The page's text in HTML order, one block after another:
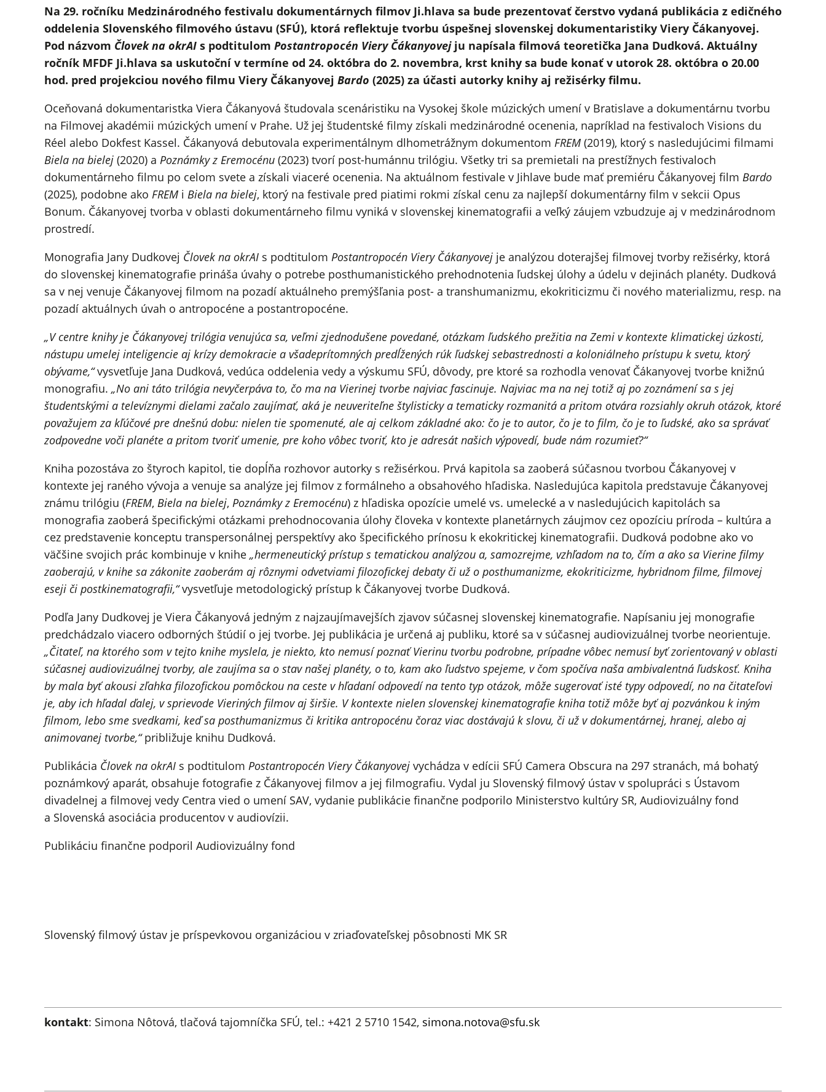
Na 29. ročníku Medzinárodného festivalu dokumentárnych filmov Ji.hlava sa bude prezentovať čerstvo vydaná publikácia z edičného
oddelenia Slovenského filmového ústavu (SFÚ), ktorá reflektuje tvorbu úspešnej slovenskej dokumentaristiky Viery Čákanyovej.
Pod názvom Človek na okrAI s podtitulom Postantropocén Viery Čákanyovejju napísala filmová teoretička Jana Dudková. Aktuálny
ročník MFDF Ji.hlava sa uskutoční v termíne od 24. októbra do 2. novembra, krst knihy sa bude konať v utorok 28. októbra o 20.00
hod. pred projekciou nového filmu Viery Čákanyovej Bardo (2025) za účasti autorky knihy aj režisérky filmu.
Oceňovaná dokumentaristka Viera Čákanyová študovala scenáristiku na Vysokej škole múzických umení v Bratislave a dokumentárnu tvorbu
na Filmovej akadémii múzických umení v Prahe. Už jej študentské filmy získali medzinárodné ocenenia, napríklad na festivaloch Visions du
Réel alebo Dokfest Kassel. Čákanyová debutovala experimentálnym dlhometrážnym dokumentom FREM (2019), ktorý s nasledujúcimi filmami
Biela na bielej (2020) a Poznámky z Eremocénu (2023) tvorí post-humánnu trilógiu. Všetky tri sa premietali na prestížnych festivaloch
dokumentárneho filmu po celom svete a získali viaceré ocenenia. Na aktuálnom festivale v Jihlave bude mať premiéru Čákanyovej film Bardo
(2025), podobne ako FREM i Biela na bielej, ktorý na festivale pred piatimi rokmi získal cenu za najlepší dokumentárny film v sekcii Opus
Bonum. Čákanyovej tvorba v oblasti dokumentárneho filmu vyniká v slovenskej kinematografii a veľký záujem vzbudzuje aj v medzinárodnom
prostredí.
Monografia Jany Dudkovej Človek na okrAI s podtitulom Postantropocén Viery Čákanyovej je analýzou doterajšej filmovej tvorby režisérky, ktorá
do slovenskej kinematografie prináša úvahy o potrebe posthumanistického prehodnotenia ľudskej úlohy a údelu v dejinách planéty. Dudková
sa v nej venuje Čákanyovej filmom na pozadí aktuálneho premýšľania post- a transhumanizmu, ekokriticizmu či nového materializmu, resp. na
pozadí aktuálnych úvah o antropocéne a postantropocéne.
„V centre knihy je Čákanyovej trilógia venujúca sa, veľmi zjednodušene povedané, otázkam ľudského prežitia na Zemi v kontexte klimatickej úzkosti,
nástupu umelej inteligencie aj krízy demokracie a všadeprítomných predĺžených rúk ľudskej sebastrednosti a koloniálneho prístupu k svetu, ktorý
obývame,“vysvetľuje Jana Dudková, vedúca oddelenia vedy a výskumu SFÚ, dôvody, pre ktoré sa rozhodla venovať Čákanyovej tvorbe knižnú
monografiu. „No ani táto trilógia nevyčerpáva to, čo ma na Vierinej tvorbe najviac fascinuje. Najviac ma na nej totiž aj po zoznámení sa s jej
študentskými a televíznymi dielami začalo zaujímať, aká je neuveriteľne štylisticky a tematicky rozmanitá a pritom otvára rozsiahly okruh otázok, ktoré
považujem za kľúčové pre dnešnú dobu: nielen tie spomenuté, ale aj celkom základné ako: čo je to autor, čo je to film, čo je to ľudské, ako sa správať
zodpovedne voči planéte a pritom tvoriť umenie, pre koho vôbec tvoriť, kto je adresát našich výpovedí, bude nám rozumieť?“
Kniha pozostáva zo štyroch kapitol, tie dopĺňa rozhovor autorky s režisérkou. Prvá kapitola sa zaoberá súčasnou tvorbou Čákanyovej v
kontexte jej raného vývoja a venuje sa analýze jej filmov z formálneho a obsahového hľadiska. Nasledujúca kapitola predstavuje Čákanyovej
známu trilógiu (FREM, Biela na bielej, Poznámky z Eremocénu) z hľadiska opozície umelé vs. umelecké a v nasledujúcich kapitolách sa
monografia zaoberá špecifickými otázkami prehodnocovania úlohy človeka v kontexte planetárnych záujmov cez opozíciu príroda – kultúra a
cez predstavenie konceptu transpersonálnej perspektívy ako špecifického prínosu k ekokritickej kinematografii. Dudková podobne ako vo
väčšine svojich prác kombinuje v knihe „hermeneutický prístup s tematickou analýzou a, samozrejme, vzhľadom na to, čím a ako sa Vierine filmy
zaoberajú, v knihe sa zákonite zaoberám aj rôznymi odvetviami filozofickej debaty či už o posthumanizme, ekokriticizme, hybridnom filme, filmovej
eseji či postkinematografii,“vysvetľuje metodologický prístup k Čákanyovej tvorbe Dudková.
Podľa Jany Dudkovej je Viera Čákanyová jedným z najzaujímavejších zjavov súčasnej slovenskej kinematografie. Napísaniu jej monografie
predchádzalo viacero odborných štúdií o jej tvorbe. Jej publikácia je určená aj publiku, ktoré sa v súčasnej audiovizuálnej tvorbe neorientuje.
„Čitateľ, na ktorého som v tejto knihe myslela, je niekto, kto nemusí poznať Vierinu tvorbu podrobne, prípadne vôbec nemusí byť zorientovaný v oblasti
súčasnej audiovizuálnej tvorby, ale zaujíma sa o stav našej planéty, o to, kam ako ľudstvo spejeme, v čom spočíva naša ambivalentná ľudskosť. Kniha
by mala byť akousi zľahka filozofickou pomôckou na ceste v hľadaní odpovedí na tento typ otázok, môže sugerovať isté typy odpovedí, no na čitateľovi
je, aby ich hľadal ďalej, v sprievode Vieriných filmov aj širšie. V kontexte nielen slovenskej kinematografie kniha totiž môže byť aj pozvánkou k iným
filmom, lebo sme svedkami, keď sa posthumanizmus či kritika antropocénu čoraz viac dostávajú k slovu, či už v dokumentárnej, hranej, alebo aj
animovanej tvorbe,“približuje knihu Dudková.
Publikácia Človek na okrAI s podtitulom Postantropocén Viery Čákanyovej vychádza v edícii SFÚ Camera Obscura na 297 stranách, má bohatý
poznámkový aparát, obsahuje fotografie z Čákanyovej filmov a jej filmografiu. Vydal ju Slovenský filmový ústav v spolupráci s Ústavom
divadelnej a filmovej vedy Centra vied o umení SAV, vydanie publikácie finančne podporilo Ministerstvo kultúry SR, Audiovizuálny fond
a Slovenská asociácia producentov v audiovízii.
Publikáciu finančne podporil Audiovizuálny fond
Slovenský filmový ústav je príspevkovou organizáciou v zriaďovateľskej pôsobnosti MK SR
kontakt: Simona Nôtová, tlačová tajomníčka SFÚ, tel.: +421 2 5710 1542, simona.notova@sfu.sk